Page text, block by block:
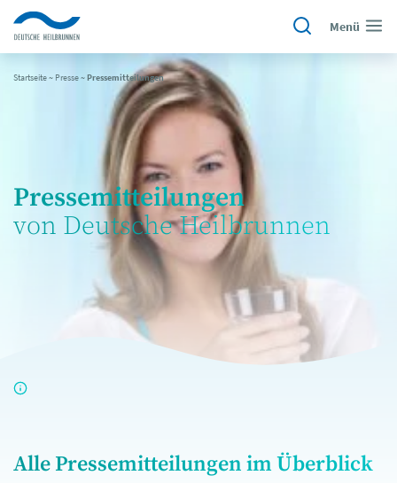
Menü
Startseite~ Presse~Pressemitteilungen
Pressemitteilungen
von Deutsche Heilbrunnen
Alle Pressemitteilungen im Überblick